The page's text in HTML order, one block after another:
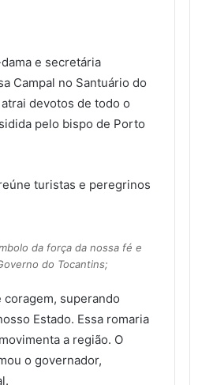
e secretária
Campal no Santuário do
devotos de todo o
pelo bispo de Porto
turistas e peregrinos
da força da nossa fé e
do Tocantins;
superando
Estado. Essa romaria
a região. O
o governador,